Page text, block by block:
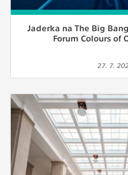
Jaderka na The Big
Forum Colours of
27. 7.